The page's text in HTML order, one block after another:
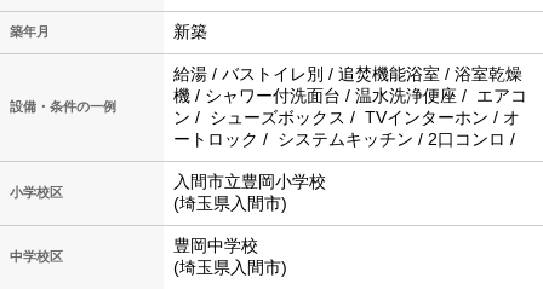
築年月 新築
設備・条件の一例
給湯 / バストイレ別 / 追焚機能浴室 / 浴室乾燥
機 / シャワー付洗面台 / 温水洗浄便座 / エアコ
ン / シューズボックス / TVインターホン / オ
ートロック / システムキッチン / 2口コンロ /
小学校区
入間市立豊岡小学校
(埼玉県入間市)
中学校区
豊岡中学校
(埼玉県入間市)